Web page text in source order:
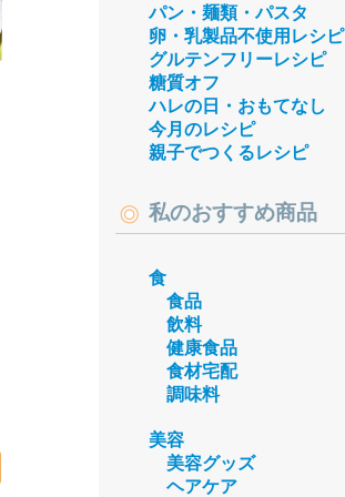
パン・麺類・パスタ
卵・乳製品不使用レシピ
グルテンフリーレシピ
糖質オフ
ハレの日・おもてなし
今月のレシピ
親子でつくるレシピ
私のおすすめ商品
食
食品
飲料
健康食品
食材宅配
調味料
美容
美容グッズ
ヘアケア